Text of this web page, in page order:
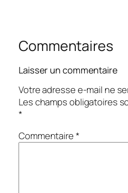
Commentaires
Laisser un commentaire
Votre adresse e-mail ne
Les champs obligatoires
*
Commentaire*